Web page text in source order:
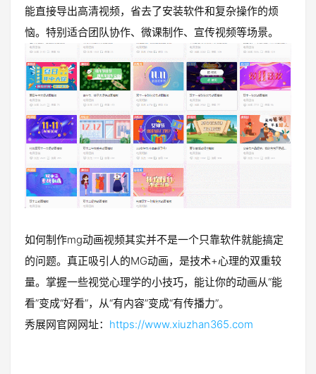
能直接导出高清视频，省去了安装软件和复杂操作的烦
恼。特别适合团队协作、微课制作、宣传视频等场景。
如何制作mg动画视频其实并不是一个只靠软件就能搞定
的问题。真正吸引人的MG动画，是技术+心理的双重较
量。掌握一些视觉心理学的小技巧，能让你的动画从“能
看”变成“好看”，从“有内容”变成“有传播力”。
秀展网官网网址： https://www.xiuzhan365.com